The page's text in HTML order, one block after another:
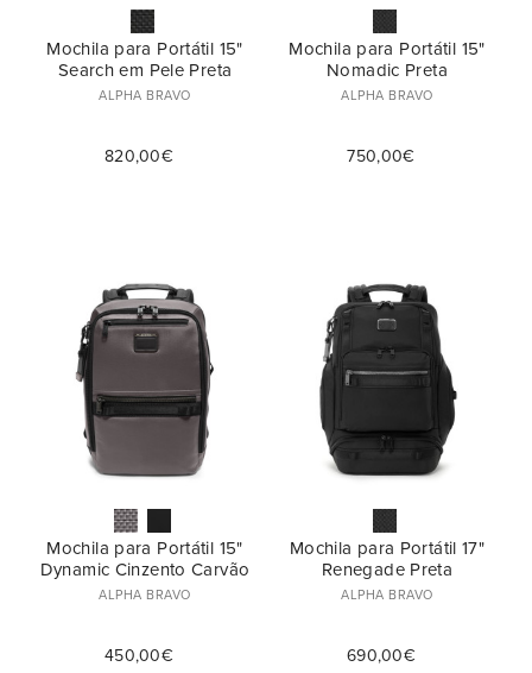
Mochila para Portátil 15"
Search em Pele Preta
ALPHA BRAVO
820,00€
Mochila para Portátil 15"
Nomadic Preta
ALPHA BRAVO
750,00€
Mochila para Portátil 15"
Dynamic Cinzento Carvão
ALPHA BRAVO
450,00€
Mochila para Portátil 17"
Renegade Preta
ALPHA BRAVO
690,00€